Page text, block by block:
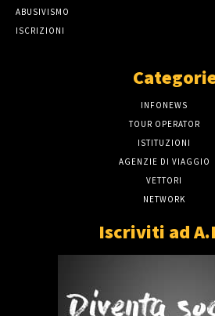
ABUSIVISMO
ISCRIZIONI
INFONEWS
TOUR OPERATOR
ISTITUZIONI
AGENZIE DI VIAGGIO
VETTORI
NETWORK
Iscriviti ad